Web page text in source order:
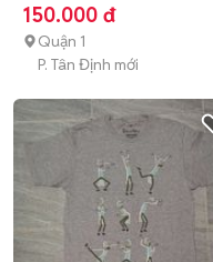
150.000 đ
Quận 1
P. Tân Định mới